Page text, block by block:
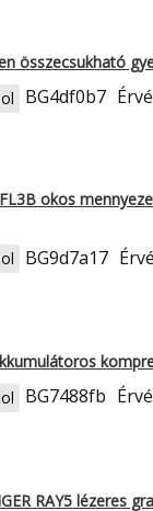
összecsukható
BG4df0b7
okos
BG9d7a17
BG7488fb
RAY5 lézeres